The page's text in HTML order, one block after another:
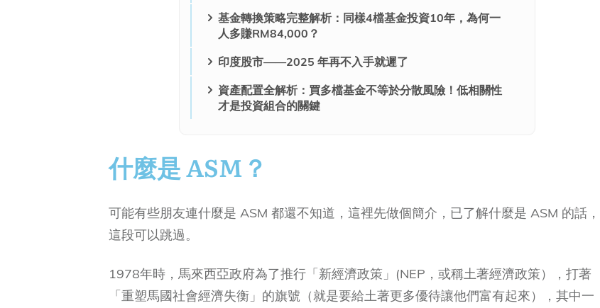
基金轉換策略完整解析：同樣4檔基金投資10年，為何一
人多賺RM84,000？
印度股市——2025 年再不入手就遲了
資產配置全解析：買多檔基金不等於分散風險！低相關性
才是投資組合的關鍵
什麼是 ASM？
可能有些朋友連什麼是 ASM 都還不知道，這裡先做個簡介，已了解什麼是 ASM 的話，
這段可以跳過。
1978年時，馬來西亞政府為了推行「新經濟政策」(NEP，或稱土著經濟政策），打著
「重塑馬國社會經濟失衡」的旗號（就是要給土著更多優待讓他們富有起來），其中一